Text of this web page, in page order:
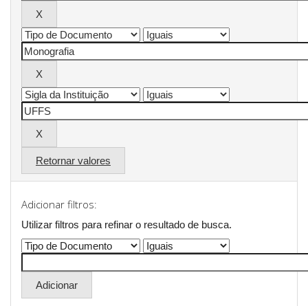
Retornar valores
Adicionar filtros:
Utilizar filtros para refinar o resultado de busca.